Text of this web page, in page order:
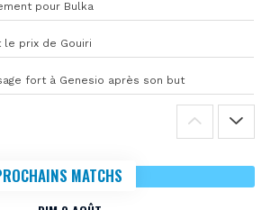
pour Bulka
le prix de Gouiri
fort à Genesio après son but
MATCHS